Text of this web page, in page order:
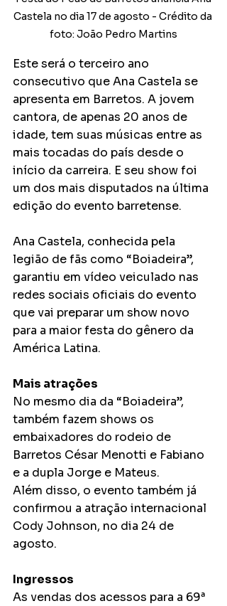
Castela no dia 17 de agosto - Crédito da
foto: João Pedro Martins
Este será o terceiro ano
consecutivo que Ana Castela se
apresenta em Barretos. A jovem
cantora, de apenas 20 anos de
idade, tem suas músicas entre as
mais tocadas do país desde o
início da carreira. E seu show foi
um dos mais disputados na última
edição do evento barretense.
Ana Castela, conhecida pela
legião de fãs como “Boiadeira”,
garantiu em vídeo veiculado nas
redes sociais oficiais do evento
que vai preparar um show novo
para a maior festa do gênero da
América Latina.
Mais atrações
No mesmo dia da “Boiadeira”,
também fazem shows os
embaixadores do rodeio de
Barretos César Menotti e Fabiano
e a dupla Jorge e Mateus.
Além disso, o evento também já
confirmou a atração internacional
Cody Johnson, no dia 24 de
agosto.
Ingressos
As vendas dos acessos para a 69ª